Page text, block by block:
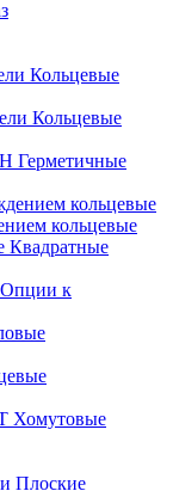
Кольцевые
Кольцевые
Герметичные
кольцевые
Квадратные
Опции к
Хомутовые
Плоские